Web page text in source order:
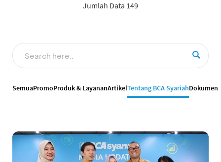
Jumlah Data 149
SemuaPromoProduk & LayananArtikelTentang BCA SyariahDokumen